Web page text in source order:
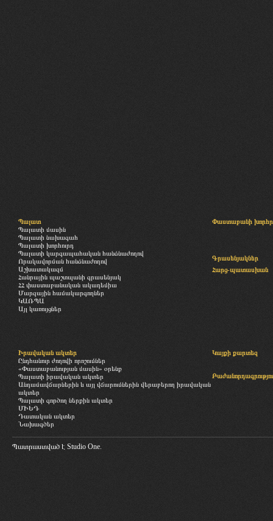
Պալատ
Պալատի մասին
Պալատի նախագահ
Պալատի խորհուրդ
Պալատի կարգապահական հանձնաժողով
Որակավորման հանձնաժողով
Աշխատակազմ
Հանրային պաշտպանի գրասենյակ
ՀՀ փաստաբանական ակադեմիա
Մարզային համակարգողներ
ԿԱՌՊԱ
Այլ կառույցներ
Փաստաբանի
Գրասենյակներ
Հարց-պատասխան
Իրավական ակտեր
Ընդհանուր ժողովի որոշումներ
«Փաստաբանության մասին» օրենք
Պալատի իրավական ակտեր
Անդամավճարներին և այլ վճարումներին վերաբերող իրավական
ակտեր
Պալատի գործող ներքին ակտեր
ՄԻԵԴ
Դատական ակտեր
Նախագծեր
Կայքի քարտեզ
Պատրաստված է Studio One.